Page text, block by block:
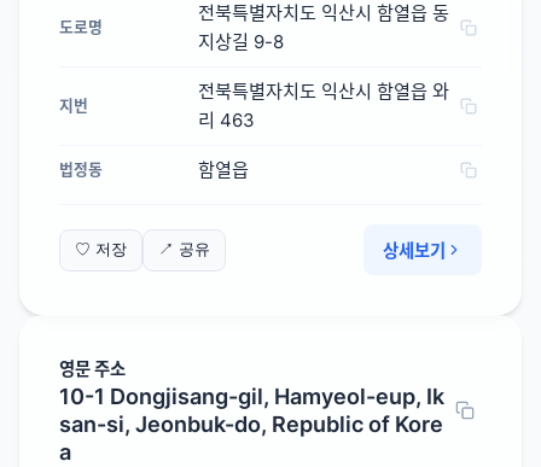
도로명
전북특별자치도 익산시 함열읍 동
지상길 9-8
지번
전북특별자치도 익산시 함열읍 와
리 463
법정동 함열읍
♡ 저장 ↗ 공유 상세보기
영문 주소
10-1 Dongjisang-gil, Hamyeol-eup, Ik
san-si, Jeonbuk-do, Republic of Kore
a